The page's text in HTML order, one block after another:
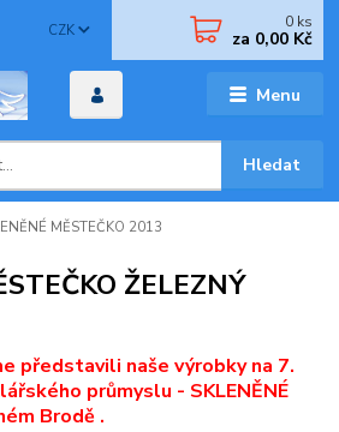
Menu
CZK
Hledat
0 ks
za 0,00 Kč
MĚSTEČKO 2013
ŽELEZNÝ
představili naše výrobky na 7.
průmyslu - SKLENĚNÉ
Brodě .